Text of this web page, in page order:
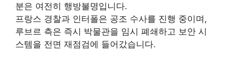
분은 여전히 행방불명입니다.
프랑스 경찰과 인터폴은 공조 수사를 진행 중이며,
루브르 측은 즉시 박물관을 임시 폐쇄하고 보안 시
스템을 전면 재점검에 들어갔습니다.